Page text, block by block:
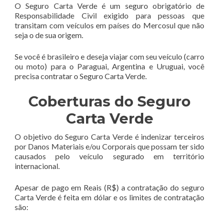
O Seguro Carta Verde é um seguro obrigatório de
Responsabilidade Civil exigido para pessoas que
transitam com veículos em países do Mercosul que não
seja o de sua origem.
Se você é brasileiro e deseja viajar com seu veículo (carro
ou moto) para o Paraguai, Argentina e Uruguai, você
precisa contratar o Seguro Carta Verde.
Coberturas do Seguro
Carta Verde
O objetivo do Seguro Carta Verde é indenizar terceiros
por Danos Materiais e/ou Corporais que possam ter sido
causados pelo veículo segurado em território
internacional.
Apesar de pago em Reais (R$) a contratação do seguro
Carta Verde é feita em dólar e os limites de contratação
são: